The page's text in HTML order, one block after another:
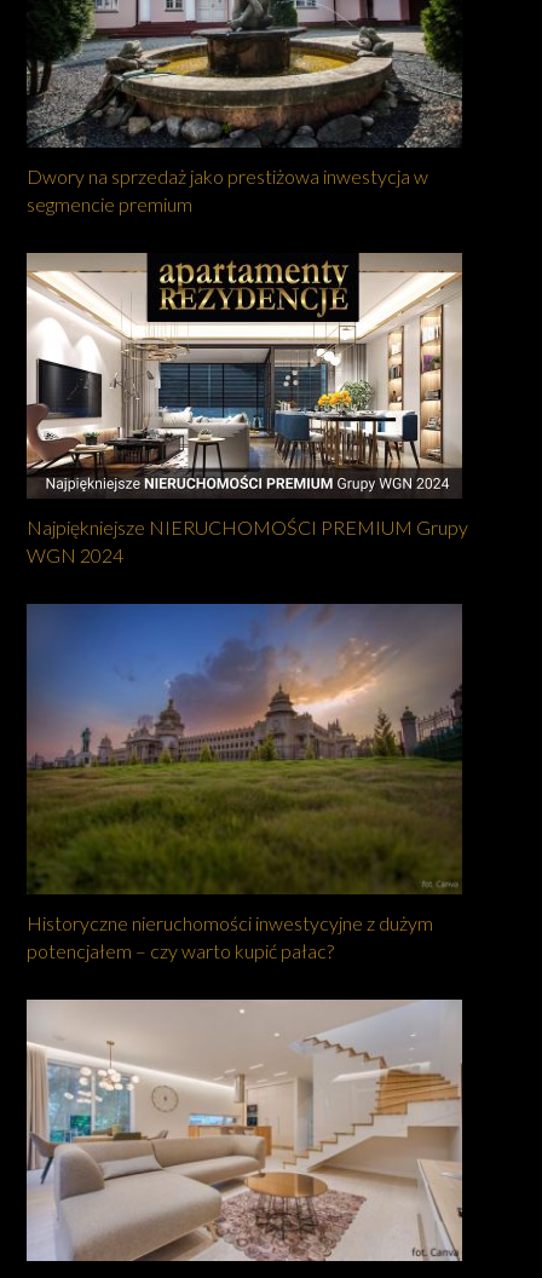
Dwory na sprzedaż jako prestiżowa inwestycja w
segmencie premium
Najpiękniejsze NIERUCHOMOŚCI PREMIUM Grupy
WGN 2024
Historyczne nieruchomości inwestycyjne z dużym
potencjałem – czy warto kupić pałac?